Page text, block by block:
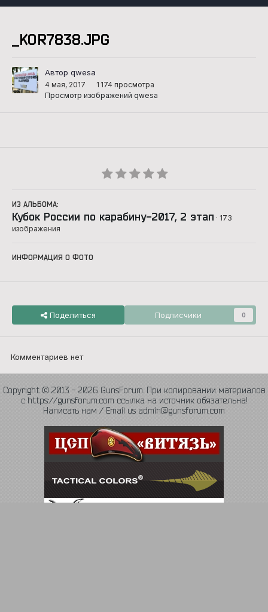
_KOR7838.JPG
Автор qwesa
4 мая, 2017
1 174 просмотра
Просмотр изображений qwesa
ИЗ АЛЬБОМА:
Кубок России по карабину-2017, 2 этап · 173
изображения
ИНФОРМАЦИЯ О ФОТО
Поделиться Подписчики 0
Комментариев нет
Copyright © 2013 - 2026 GunsForum. При копировании материалов
с https://gunsforum.com ссылка на источник обязательна!
Написать нам / Email us admin@gunsforum.com